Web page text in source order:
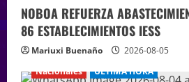
NOBOA REFUERZA
86 ESTABLECIMIENTOS IESS
Mariuxi Buenaño
2026-08-05
Nacionales
ÚLTIMA HORA